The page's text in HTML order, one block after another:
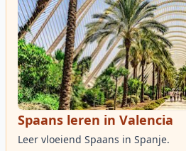
Spaans leren in Valencia
Leer vloeiend Spaans in Spanje.